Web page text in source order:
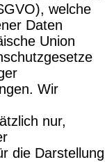
welche
Daten
Union
Wir
nur,
die Darstellung